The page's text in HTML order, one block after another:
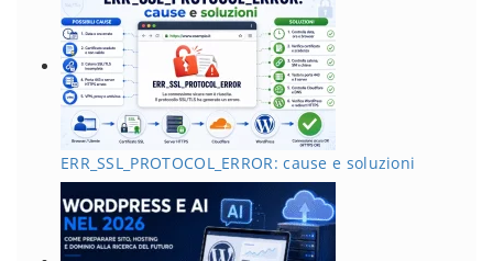
ERR_SSL_PROTOCOL_ERROR: cause e soluzioni